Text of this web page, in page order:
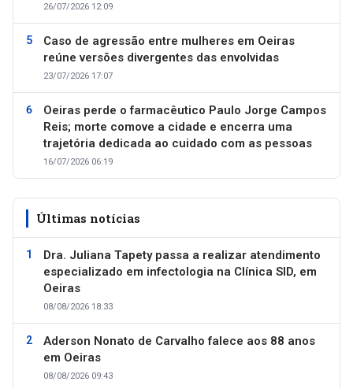
26/07/2026 12:09
Caso de agressão entre mulheres em Oeiras
reúne versões divergentes das envolvidas
23/07/2026 17:07
Oeiras perde o farmacêutico Paulo Jorge Campos
Reis; morte comove a cidade e encerra uma
trajetória dedicada ao cuidado com as pessoas
16/07/2026 06:19
Últimas notícias
Dra. Juliana Tapety passa a realizar atendimento
especializado em infectologia na Clínica SID, em
Oeiras
08/08/2026 18:33
Aderson Nonato de Carvalho falece aos 88 anos
em Oeiras
08/08/2026 09:43